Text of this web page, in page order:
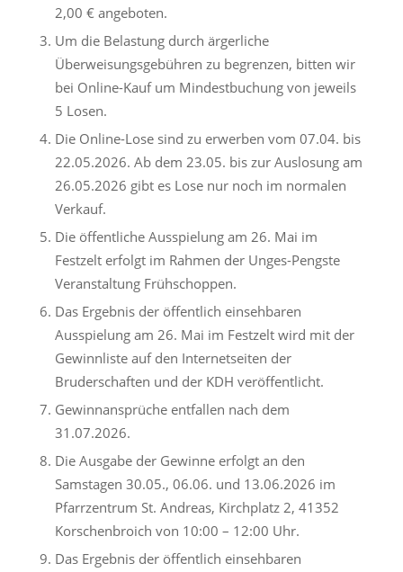
2,00 € angeboten.
Um die Belastung durch ärgerliche
Überweisungsgebühren zu begrenzen, bitten wir
bei Online-Kauf um Mindestbuchung von jeweils
5 Losen.
Die Online-Lose sind zu erwerben vom 07.04. bis
22.05.2026. Ab dem 23.05. bis zur Auslosung am
26.05.2026 gibt es Lose nur noch im normalen
Verkauf.
Die öffentliche Ausspielung am 26. Mai im
Festzelt erfolgt im Rahmen der Unges-Pengste
Veranstaltung Frühschoppen.
Das Ergebnis der öffentlich einsehbaren
Ausspielung am 26. Mai im Festzelt wird mit der
Gewinnliste auf den Internetseiten der
Bruderschaften und der KDH veröffentlicht.
Gewinnansprüche entfallen nach dem
31.07.2026.
Die Ausgabe der Gewinne erfolgt an den
Samstagen 30.05., 06.06. und 13.06.2026 im
Pfarrzentrum St. Andreas, Kirchplatz 2, 41352
Korschenbroich von 10:00 – 12:00 Uhr.
Das Ergebnis der öffentlich einsehbaren